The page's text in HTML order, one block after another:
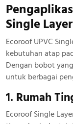
Single Layer
Ecoroof UPVC
kebutuhan atap
Dengan bobot
untuk berbagai
1. Rumah
Ecoroof Single